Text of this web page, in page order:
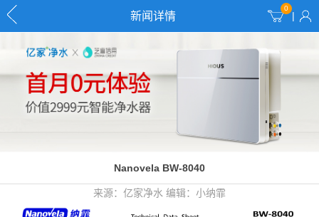
新闻详情
0
|
Nanovela BW-8040
来源：亿家净水 编辑：小纳霏